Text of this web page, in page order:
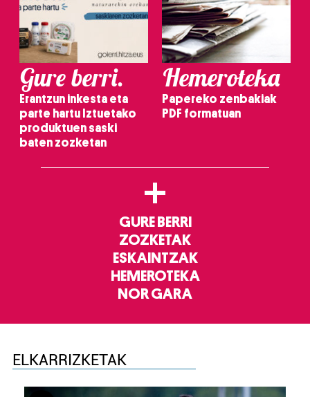
Gure berri.
Erantzun inkesta eta
parte hartu Iztuetako
produktuen saski
baten zozketan
Hemeroteka
Papereko zenbakiak
PDF formatuan
+
GURE BERRI
ZOZKETAK
ESKAINTZAK
HEMEROTEKA
NOR GARA
ELKARRIZKETAK